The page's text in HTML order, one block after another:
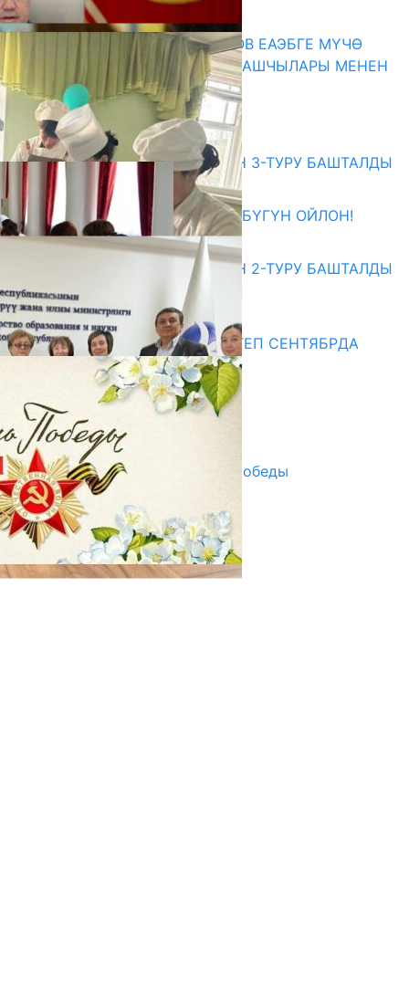
07.08.2026
ПРЕЗИДЕНТ САДЫР ЖАПАРОВ ЕАЭБГЕ МҮЧӨ
МАМЛЕКЕТТЕРДИН ӨКМӨТ БАШЧЫЛАРЫ МЕНЕН
ЖОЛУГУШТУ
07.08.2026
Абитуриент
ЖОЖДОРГО КАБЫЛ АЛУУНУН 3-ТУРУ БАШТАЛДЫ
27.07.2026
ӨЗҮҢДҮН КЕЛЕЧЕГИҢ ҮЧҮН БҮГҮН ОЙЛОН!
20.07.2026
ЖОЖДОРГО КАБЫЛ АЛУУНУН 2-ТУРУ БАШТАЛДЫ
20.07.2026
Медиа
СУЗАКТА 750 ОРУНДУУ МЕКТЕП СЕНТЯБРДА
ПАЙДАЛАНУУГА БЕРИЛЕТ
07.08.2025
Улуу Жеңиштин жандуу сөзү
29.04.2025
Награды в преддверии Дня Победы
29.04.2025